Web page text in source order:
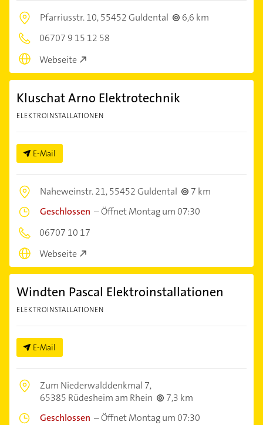
Pfarriusstr. 10,55452 Guldental
6,6 km
06707 9 15 12 58
Webseite
Kluschat Arno Elektrotechnik
ELEKTROINSTALLATIONEN
E-Mail
Naheweinstr. 21,55452 Guldental
7 km
Geschlossen –Öffnet Montag um 07:30
06707 10 17
Webseite
Windten Pascal Elektroinstallationen
ELEKTROINSTALLATIONEN
E-Mail
Zum Niederwalddenkmal 7,
65385 Rüdesheim am Rhein
7,3 km
Geschlossen –Öffnet Montag um 07:30